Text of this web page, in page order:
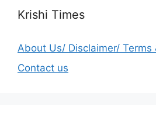
Krishi Times
About Us/ Disclaimer/ Terms
Contact us